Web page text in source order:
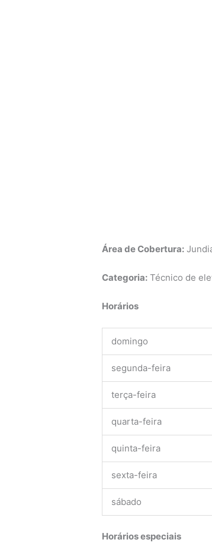
Área de Cobertura:
Categoria: Técnico de
Horários
domingo
segunda-feira
terça-feira
quarta-feira
quinta-feira
sexta-feira
sábado
Horários especiais